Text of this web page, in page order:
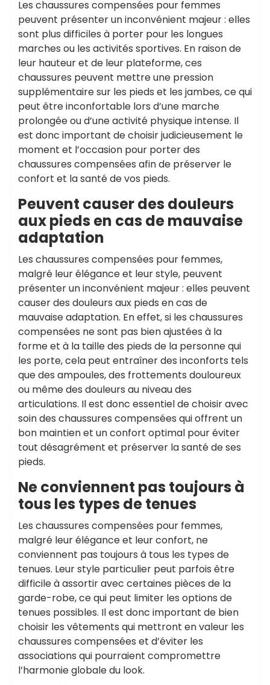
Les chaussures compensées pour femmes
peuvent présenter un inconvénient majeur : elles
sont plus difficiles à porter pour les longues
marches ou les activités sportives. En raison de
leur hauteur et de leur plateforme, ces
chaussures peuvent mettre une pression
supplémentaire sur les pieds et les jambes, ce qui
peut être inconfortable lors d’une marche
prolongée ou d’une activité physique intense. Il
est donc important de choisir judicieusement le
moment et l’occasion pour porter des
chaussures compensées afin de préserver le
confort et la santé de vos pieds.
Peuvent causer des douleurs
aux pieds en cas de mauvaise
adaptation
Les chaussures compensées pour femmes,
malgré leur élégance et leur style, peuvent
présenter un inconvénient majeur : elles peuvent
causer des douleurs aux pieds en cas de
mauvaise adaptation. En effet, si les chaussures
compensées ne sont pas bien ajustées à la
forme et à la taille des pieds de la personne qui
les porte, cela peut entraîner des inconforts tels
que des ampoules, des frottements douloureux
ou même des douleurs au niveau des
articulations. Il est donc essentiel de choisir avec
soin des chaussures compensées qui offrent un
bon maintien et un confort optimal pour éviter
tout désagrément et préserver la santé de ses
pieds.
Ne conviennent pas toujours à
tous les types de tenues
Les chaussures compensées pour femmes,
malgré leur élégance et leur confort, ne
conviennent pas toujours à tous les types de
tenues. Leur style particulier peut parfois être
difficile à assortir avec certaines pièces de la
garde-robe, ce qui peut limiter les options de
tenues possibles. Il est donc important de bien
choisir les vêtements qui mettront en valeur les
chaussures compensées et d’éviter les
associations qui pourraient compromettre
l’harmonie globale du look.